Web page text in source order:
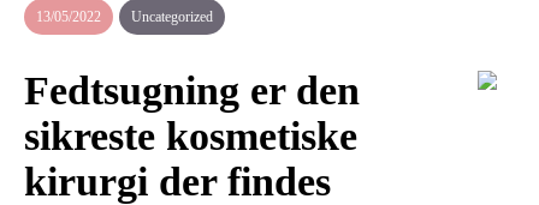
13/05/2022 Uncategorized
Fedtsugning er den
sikreste kosmetiske
kirurgi der findes